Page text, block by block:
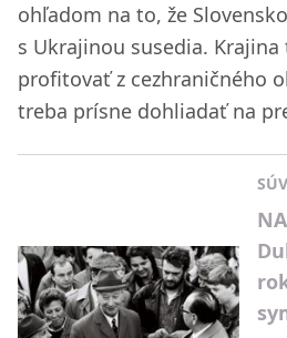
ohľadom na to, že
s Ukrajinou susedia.
profitovať z cezhraničného
treba prísne dohliadať na